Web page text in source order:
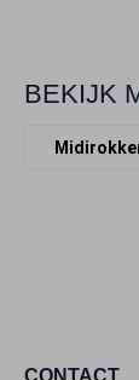
BEKIJK
CONTACT